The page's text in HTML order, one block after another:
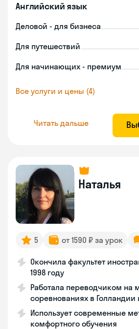
Английский язык
Деловой - для бизнеса
Для путешествий
Для начинающих - премиум
Все услуги и цены (4)
Читать дальше
Наталья
5 от 1590 ₽ за урок
Окончила факультет
1998 году
Работала переводчиком на
соревнованиях в
Использует современные
комфортного обучения